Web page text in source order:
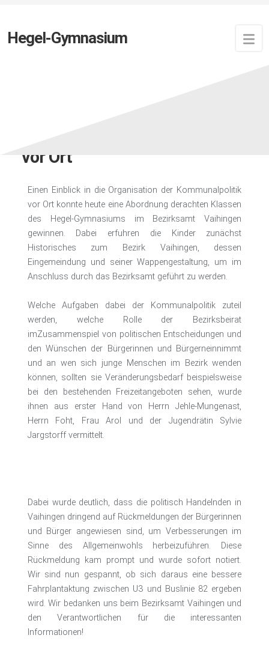
Hegel-Gymnasium
vor Ort
Einen Einblick in die Organisation der Kommunalpolitik
vor Ort konnte heute eine Abordnung derachten Klassen
des Hegel-Gymnasiums im Bezirksamt Vaihingen
gewinnen. Dabei erfuhren die Kinder zunächst
Historisches zum Bezirk Vaihingen, dessen
Eingemeindung und seiner Wappengestaltung, um im
Anschluss durch das Bezirksamt geführt zu werden.
Welche Aufgaben dabei der Kommunalpolitik zuteil
werden, welche Rolle der Bezirksbeirat
imZusammenspiel von politischen Entscheidungen und
den Wünschen der Bürgerinnen und Bürgerneinnimmt
und an wen sich junge Menschen im Bezirk wenden
können, sollten sie Veränderungsbedarf beispielsweise
bei den bestehenden Freizeitangeboten sehen, wurde
ihnen aus erster Hand von Herrn Jehle-Mungenast,
Herrn Foht, Frau Arol und der Jugendrätin Sylvie
Jargstorff vermittelt.
Dabei wurde deutlich, dass die politisch Handelnden in
Vaihingen dringend auf Rückmeldungen der Bürgerinnen
und Bürger angewiesen sind, um Verbesserungen im
Sinne des Allgemeinwohls herbeizuführen. Diese
Rückmeldung kam prompt und wurde sofort notiert.
Wir sind nun gespannt, ob sich daraus eine bessere
Fahrplantaktung zwischen U3 und Buslinie 82 ergeben
wird. Wir bedanken uns beim Bezirksamt Vaihingen und
den Verantwortlichen für die interessanten
Informationen!